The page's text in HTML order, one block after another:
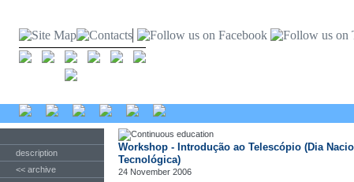
description
<< archive
Workshop - Introdução ao Telescópio (Dia
Tecnológica)
24 November 2006